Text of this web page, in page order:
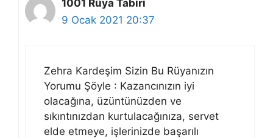
1001 Rüya Tabiri
9 Ocak 2021 20:37
Zehra Kardeşim Sizin Bu Rüyanızın
Yorumu Şöyle : Kazancınızın iyi
olacağına, üzüntünüzden ve
sıkıntınızdan kurtulacağınıza, servet
elde etmeye, işlerinizde başarılı